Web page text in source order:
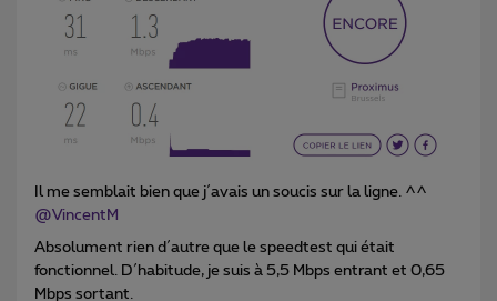
Il me semblait bien que j´avais un soucis sur la ligne. ^^
@VincentM
Absolument rien d´autre que le speedtest qui était
fonctionnel. D´habitude, je suis à 5,5 Mbps entrant et 0,65
Mbps sortant.